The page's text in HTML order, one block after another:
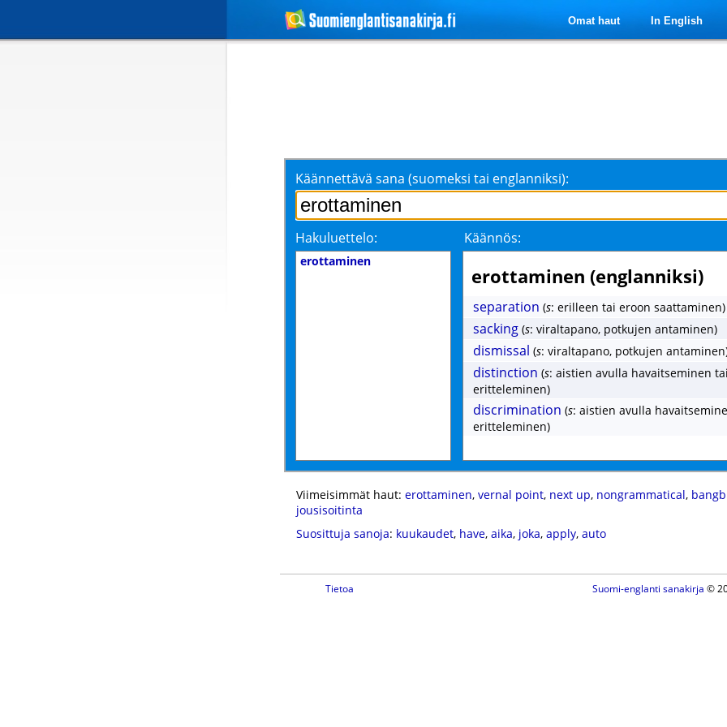
Omat haut In English
Käännettävä sana (suomeksi tai englanniksi):
Hakuluettelo: Käännös:
erottaminen
erottaminen (englanniksi)
separation (s: erilleen tai eroon saattaminen)
sacking (s: viraltapano, potkujen antaminen)
dismissal (s: viraltapano, potkujen
distinction (s: aistien avulla havaitseminen
eritteleminen)
discrimination (s: aistien avulla
eritteleminen)
Viimeisimmät haut: erottaminen, vernal point, next up, nongrammatical,
jousisoitinta
Suosittuja sanoja: kuukaudet, have, aika, joka, apply, auto
Tietoa Suomi-englanti sanakirja ©